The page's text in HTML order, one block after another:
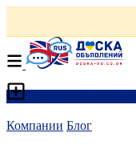
Компании Блог